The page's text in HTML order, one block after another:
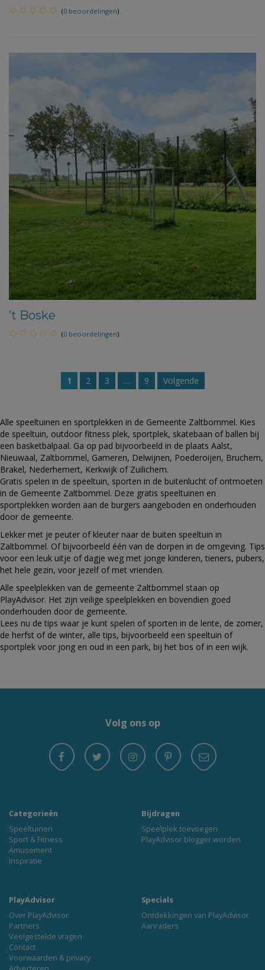
(0 beoordelingen)
’t Boske
(0 beoordelingen)
1 2 3 … 9 Volgende
Alle speeltuinen en sportplekken in de Gemeente Zaltbommel. Kies
de speeltuin, outdoor fitness plek, sportplek, skatebaan of ballen bij
een basketbalpaal. Ga op pad bijvoorbeeld in de plaats Aalst,
Nieuwaal, Zaltbommel, Gameren, Delwijnen, Poederoijen, Bruchem,
Brakel, Nederhemert, Kerkwijk of Zuilichem.
Gratis spelen in de speeltuin, sporten in de buitenlucht of ontmoeten
in de Gemeente Zaltbommel. Deze gratis speeltuinen en
sportplekken worden aan de burgers aangeboden en onderhouden
door de gemeente.
Lekker met je peuter of kleuter naar de buiten speeltuin in
Zaltbommel. Of bijvoorbeeld één van de dorpen in de omgeving. Tips
voor een leuk uitje of dagje weg met jonge kinderen, tieners, pubers,
het hele gezin, voor jezelf of met vrienden.
Alle speelplekken van de gemeente Zaltbommel staan op
PlayAdvisor. Het zijn veilige speelplekken en bovendien goed
onderhouden door de gemeente.
Lees nu de tips waar je kunt spelen of sporten in de lente, de zomer,
de herfst of de winter, alle tips, bijvoorbeeld een speeltuin of
sportplek voor jong en oud in een park, bij het bos of in een wijk.
Volg ons op
Categorieën
Speeltuinen
Sport & Fitness
Amusement
Inspiratie
Bijdragen
Speelplek toevoegen
PlayAdvisor blogger worden
PlayAdvisor
Over PlayAdvisor
Partners
Veelgestelde vragen
Contact
Voorwaarden & privacy
Specials
Ontdekkingen van PlayAdvisor
Aanraders